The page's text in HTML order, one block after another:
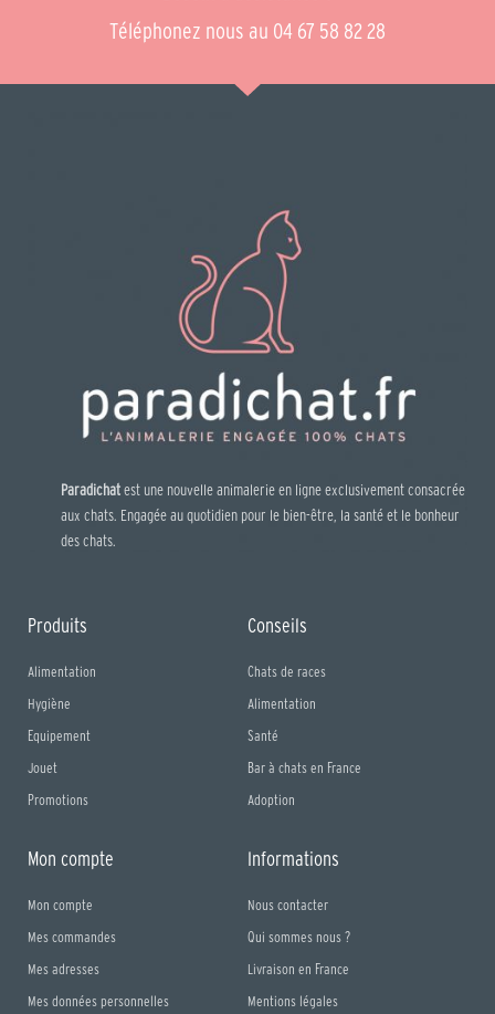
Téléphonez nous au 04 67 58 82 28
Paradichatest une nouvelle animalerie en ligne exclusivement consacrée
aux chats. Engagée au quotidien pour le bien-être, la santé et le bonheur
des chats.
Produits
Alimentation
Hygiène
Equipement
Jouet
Promotions
Conseils
Chats de races
Alimentation
Santé
Bar à chats en France
Adoption
Mon compte
Mon compte
Mes commandes
Mes adresses
Mes données personnelles
Informations
Nous contacter
Qui sommes nous ?
Livraison en France
Mentions légales